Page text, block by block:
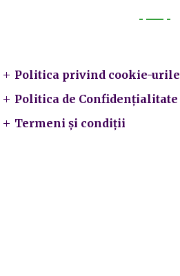
Politica privind cookie-urile
Politica de Confidențialitate
Termeni și condiții